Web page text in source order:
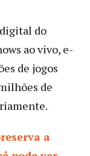
digital do
ao vivo, e-
de jogos
de
a